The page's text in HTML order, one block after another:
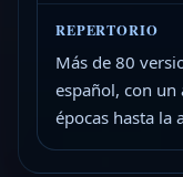
REPERTORIO
Más de 80
español, con
épocas hasta la